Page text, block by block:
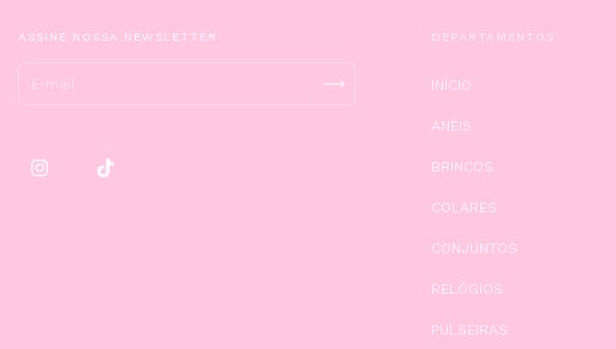
ASSINE NOSSA NEWSLETTER DEPARTAMENTOS
INÍCIO
ANÉIS
BRINCOS
COLARES
CONJUNTOS
RELÓGIOS
PULSEIRAS